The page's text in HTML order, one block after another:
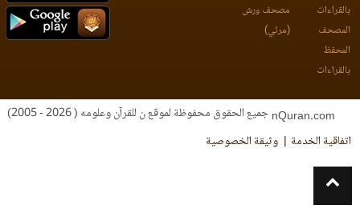
بالقراءات
المصحف
المحفظ
بالقراءات
مصحف ورش
(مرئي)
جميع الحقوق محفوظة لموقع ن للقرآن وعلومه ( 2026 - 2005)
اتفاقية الخدمة
وثيقة الخصوصية